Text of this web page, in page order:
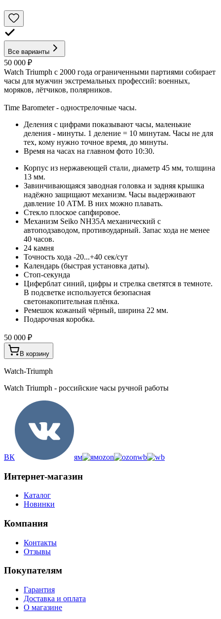
Все варианты
50 000 ₽
Watch Triumph с 2000 года ограниченными партиями собирает
часы для мужчин экстремальных профессий: военных,
моряков, лётчиков, полярников.
Time Barometer - однострелочные часы.
Деления с цифрами показывают часы, маленькие
деления - минуты. 1 деление = 10 минутам. Часы не для
тех, кому нужно точное время, до минуты.
Время на часах на главном фото 10:30.
Корпус из нержавеющей стали, диаметр 45 мм, толщина
13 мм.
Завинчивающаяся заводная головка и задняя крышка
надёжно защищают механизм. Часы выдерживают
давление 10 АТМ. В них можно плавать.
Стекло плоское сапфировое.
Механизм Seiko NH35A механический с
автоподзаводом, противоударный. Запас хода не менее
40 часов.
24 камня
Точность хода -20...+40 сек/сут
Календарь (быстрая установка даты).
Стоп-секунда
Циферблат синий, цифры и стрелка светятся в темноте.
В подсветке используется безопасная
светонакопительная плёнка.
Ремешок кожаный чёрный, ширина 22 мм.
Подарочная коробка.
50 000 ₽
В корзину
Watch-Triumph
Watch Triumph - российские часы ручной работы
ВК ям ozon wb
Интернет-магазин
Каталог
Новинки
Компания
Контакты
Отзывы
Покупателям
Гарантия
Доставка и оплата
О магазине